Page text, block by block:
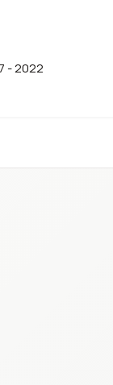
- 2022